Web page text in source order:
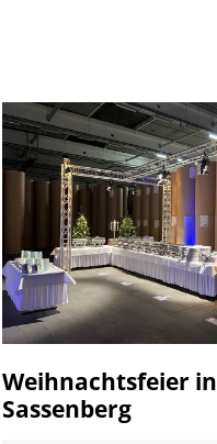
Weihnachtsfeier in
Sassenberg